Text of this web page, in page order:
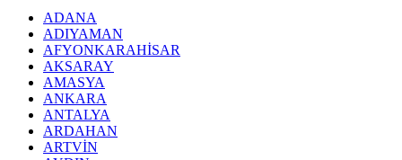
ADANA
ADIYAMAN
AFYONKARAHİSAR
AKSARAY
AMASYA
ANKARA
ANTALYA
ARDAHAN
ARTVİN